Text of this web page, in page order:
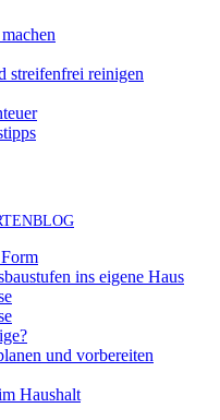
streifenfrei reinigen
ins eigene Haus
und vorbereiten
Haushalt